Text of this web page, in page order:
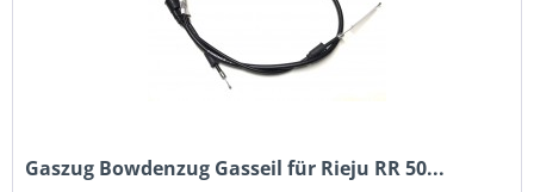
Gaszug Bowdenzug Gasseil für Rieju RR 50...